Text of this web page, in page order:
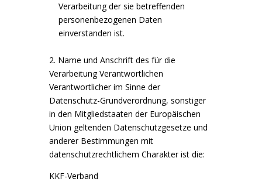
Verarbeitung der sie betreffenden
personenbezogenen Daten
einverstanden ist.
2. Name und Anschrift des für die
Verarbeitung Verantwortlichen
Verantwortlicher im Sinne der
Datenschutz-Grundverordnung, sonstiger
in den Mitgliedstaaten der Europäischen
Union geltenden Datenschutzgesetze und
anderer Bestimmungen mit
datenschutzrechtlichem Charakter ist die:
KKF-Verband